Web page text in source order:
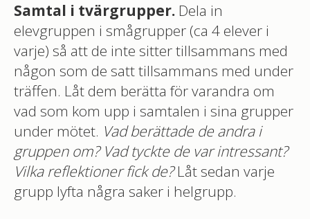
Samtal i tvärgrupper. Dela in
elevgruppen i smågrupper (ca 4 elever i
varje) så att de inte sitter tillsammans med
någon som de satt tillsammans med under
träffen. Låt dem berätta för varandra om
vad som kom upp i samtalen i sina grupper
under mötet. Vad berättade de andra i
gruppen om? Vad tyckte de var intressant?
Vilka reflektioner fick de?Låt sedan varje
grupp lyfta några saker i helgrupp.